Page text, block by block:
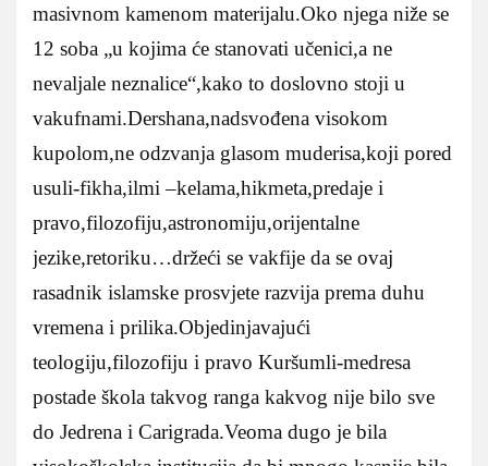
masivnom kamenom materijalu.Oko njega niže se
12 soba „u kojima će stanovati učenici,a ne
nevaljale neznalice“,kako to doslovno stoji u
vakufnami.Dershana,nadsvođena visokom
kupolom,ne odzvanja glasom muderisa,koji pored
usuli-fikha,ilmi –kelama,hikmeta,predaje i
pravo,filozofiju,astronomiju,orijentalne
jezike,retoriku…držeći se vakfije da se ovaj
rasadnik islamske prosvjete razvija prema duhu
vremena i prilika.Objedinjavajući
teologiju,filozofiju i pravo Kuršumli-medresa
postade škola takvog ranga kakvog nije bilo sve
do Jedrena i Carigrada.Veoma dugo je bila